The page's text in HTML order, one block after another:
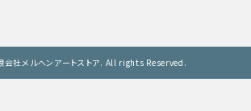
社メルヘンアートストア. All rights Reserved.